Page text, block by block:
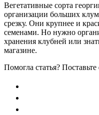
Вегетативные сорта
организации больших
срезку. Они крупнее и
семенами. Но нужно
хранения клубней или
магазине.
Помогла статья?